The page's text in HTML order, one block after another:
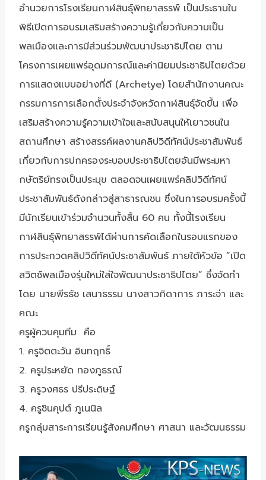
อำนวยการโรงเรียนกาฬสินธุ์พิทยาสรรพ์ เป็นประธานใน
พิธีเปิดการอบรมเสริมสร้างความรู้เกี่ยวกับความเป็น
พลเมืองและการมีส่วนร่วมพัฒนาประชาธิปไตย ตาม
โครงการเผยแพร่อุดมการณ์และค่านิยมประชาธิปไตยด้วย
การแสดงแบบอย่างที่ดี (Archetye) โดยสำนักงานคณะ
กรรมการการเลือกตั้งประจำจังหวัดกาฬสินธุ์จัดขึ้น เพื่อ
เสริมสร้างความรู้ความเข้าใจและสนับสนุนให้เยาวชนใน
สถานศึกษา สร้างสรรค์ผลงานคลิปวิดีทัศน์ประชาสัมพันธ์
เกี่ยวกับการปกครองระบอบประชาธิปไตยอันมีพระมหา
กษัตริย์ทรงเป็นประมุข ตลอดจนเผยแพร่คลิปวิดีทัศน์
ประชาสัมพันธ์ดังกล่าวสู่สาธารณชน ซึ่งในการอบรมครั้งนี้
มีนักเรียนเข้าร่วมจำนวนทั้งสิ้น 60 คน ทั้งนี้โรงเรียน
กาฬสินธุ์พิทยาสรรพ์ได้ผ่านการคัดเลือกในรอบแรกของ
การประกวดคลิปวิดีทัศน์ประชาสัมพันธ์ ภายใต้หัวข้อ “เปิด
สวิตซ์พลเมืองรุ่นใหม่ใส่ใจพัฒนาประชาธิปไตย” ซึ่งจัดทำ
โดย นายพีรธัช เสนาธรรม นางสาวกิดาการ ภาระจ่า และ
คณะ
ครูผู้ควบคุมทีม คือ
1. ครูจิตตะวัน อินทฤทธิ์
2. ครูประหยัด ทองภูธรณ์
3. ครูวงศธร ปรีประดิษฐ์
4. ครูชินคุปต์ ภูเนนิล
ครูกลุ่มสาระการเรียนรู้สังคมศึกษา ศาสนา และวัฒนธรรม